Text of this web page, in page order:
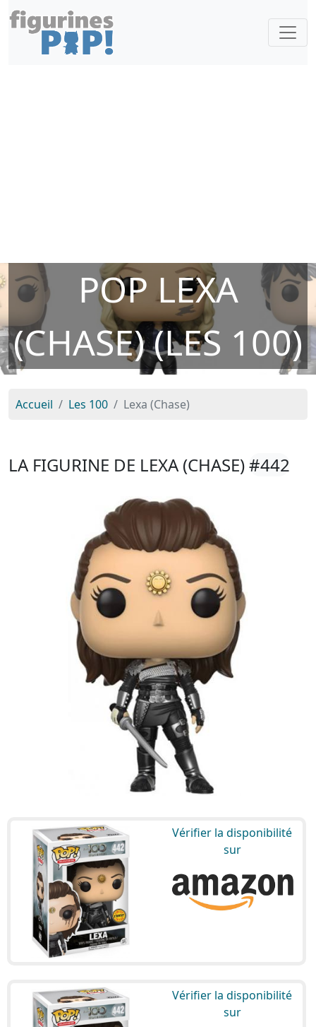
POP LEXA
(CHASE) (LES 100)
Accueil Les 100 Lexa (Chase)
LA FIGURINE DE LEXA (CHASE)#442
Vérifier la disponibilité
sur
Vérifier la disponibilité
sur